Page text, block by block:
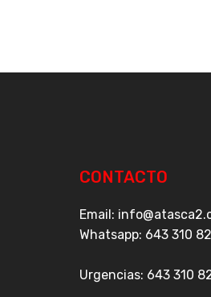
CONTACTO
Email:
Whatsapp: 643 310
Urgencias: 643 310